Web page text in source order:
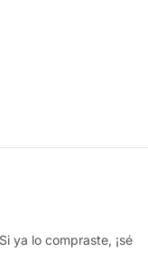
ya lo compraste, ¡sé